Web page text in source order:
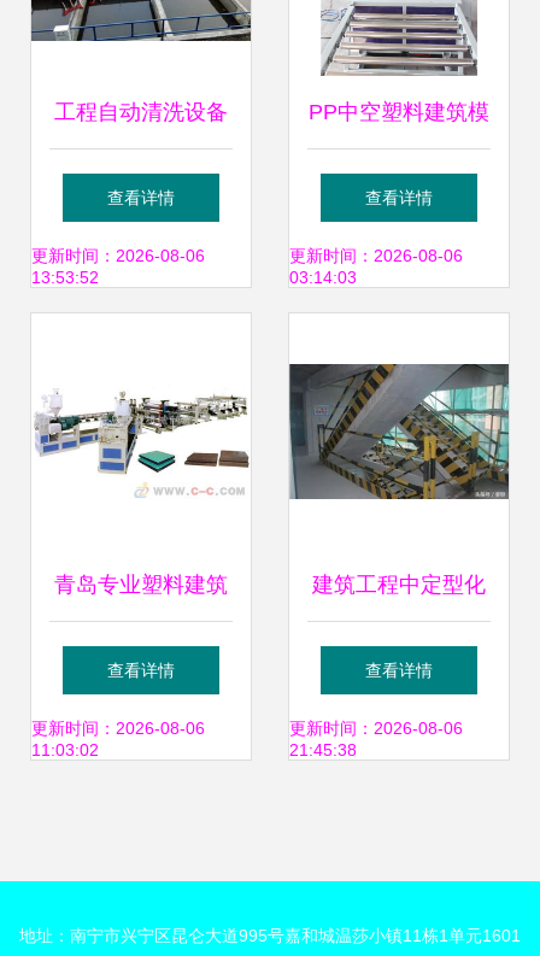
工程自动清洗设备
建筑冲洗与脚手架
维护的智能革新
查看详情
更新时间：2026-08-06
13:53:52
PP中空塑料建筑模
板生产线设备 建筑
行业绿色革命的新
查看详情
更新时间：2026-08-06
03:14:03
青岛专业塑料建筑
模板设备生产厂家
引领建筑行业绿色
查看详情
更新时间：2026-08-06
11:03:02
建筑工程中定型化
工地设施 安装便
捷、重复使用、经
查看详情
更新时间：2026-08-06
21:45:38
地址：南宁市兴宁区昆仑大道995号嘉和城温莎小镇11栋1单元1601